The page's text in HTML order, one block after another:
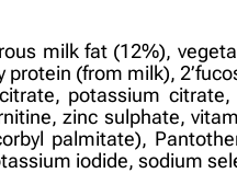
milk fat (12%),
(from milk),
potassium
zinc sulphate,
palmitate),
iodide, sodium